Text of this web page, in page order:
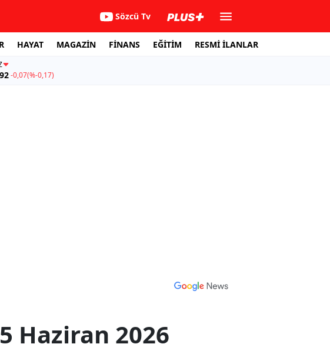
Sözcü Tv
HAYAT MAGAZİN FİNANS EĞİTİM RESMİ İLANLAR
-0,07(%-0,17)
Haziran 2026